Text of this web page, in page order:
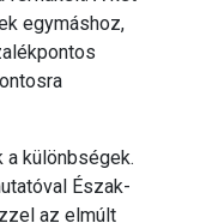
egymáshoz,
a különbségek.
Észak-
az elmúlt